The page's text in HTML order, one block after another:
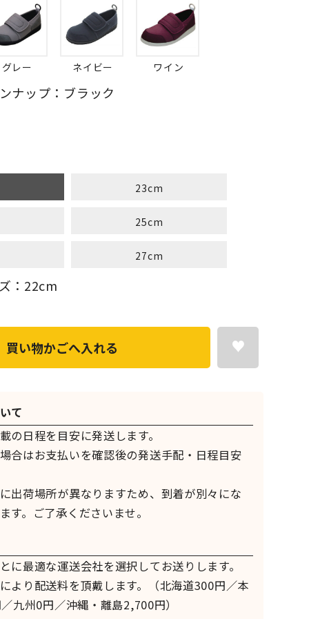
グレー ネイビー ワイン
ナップ：ブラック
23cm
25cm
27cm
：22cm
て
の日程を目安に発送します。
合はお支払いを確認後の発送手配・日程目安
出荷場所が異なりますため、到着が別々にな
す。ご了承くださいませ。
に最適な運送会社を選択してお送りします。
より配送料を頂戴します。（北海道300円／本
九州0円／沖縄・離島2,700円）
買い物かごへ入れる